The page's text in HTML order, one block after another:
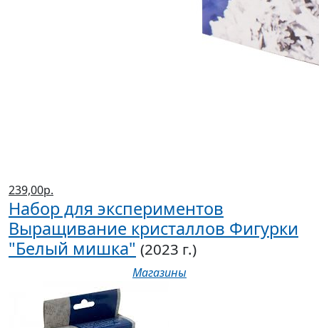
239,00р.
Набор для экспериментов
Выращивание кристаллов Фигурки
"Белый мишка" (2023 г.)
Магазины